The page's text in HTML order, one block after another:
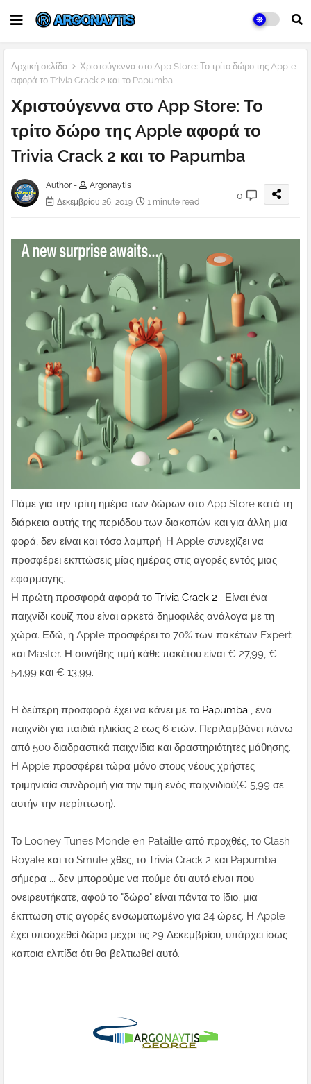
Αρχική σελίδα
Χριστούγεννα στο App Store: Το τρίτο δώρο της Apple
αφορά το Trivia Crack 2 και το Papumba
Χριστούγεννα στο App Store: Το
τρίτο δώρο της Apple αφορά το
Trivia Crack 2 και το Papumba
Author -
Argonaytis
Δεκεμβρίου 26, 2019
1 minute read
0
Πάμε για την τρίτη ημέρα των δώρων στο App Store κατά τη
διάρκεια αυτής της περιόδου των διακοπών και για άλλη μια
φορά, δεν είναι και τόσο λαμπρή. Η Apple συνεχίζει να
προσφέρει εκπτώσεις μίας ημέρας στις αγορές εντός μιας
εφαρμογής.
Η πρώτη προσφορά αφορά το Trivia Crack 2 . Είναι ένα
παιχνίδι κουίζ που είναι αρκετά δημοφιλές ανάλογα με τη
χώρα. Εδώ, η Apple προσφέρει το 70% των πακέτων Expert
και Master. Η συνήθης τιμή κάθε πακέτου είναι € 27,99, €
54,99 και € 13,99.
Η δεύτερη προσφορά έχει να κάνει με το Papumba , ένα
παιχνίδι για παιδιά ηλικίας 2 έως 6 ετών. Περιλαμβάνει πάνω
από 500 διαδραστικά παιχνίδια και δραστηριότητες μάθησης.
Η Apple προσφέρει τώρα μόνο στους νέους χρήστες
τριμηνιαία συνδρομή για την τιμή ενός παιχνιδιού(€ 5,99 σε
αυτήν την περίπτωση).
Το Looney Tunes Monde en Pataille από προχθές, το Clash
Royale και το Smule χθες, το Trivia Crack 2 και Papumba
σήμερα ... δεν μπορούμε να πούμε ότι αυτό είναι που
ονειρευτήκατε, αφού το "δώρο" είναι πάντα το ίδιο, μια
έκπτωση στις αγορές ενσωματωμένο για 24 ώρες. Η Apple
έχει υποσχεθεί δώρα μέχρι τις 29 Δεκεμβρίου, υπάρχει ίσως
καποια ελπίδα ότι θα βελτιωθεί αυτό.